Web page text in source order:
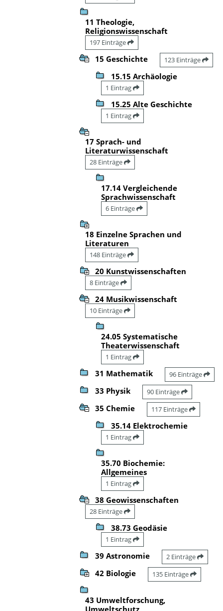
11 Theologie,
Religionswissenschaft
197 Einträge
15 Geschichte 123 Einträge
15.15 Archäologie
1 Eintrag
15.25 Alte Geschichte
1 Eintrag
17 Sprach- und
Literaturwissenschaft
28 Einträge
17.14 Vergleichende
Sprachwissenschaft
6 Einträge
18 Einzelne Sprachen und
Literaturen
148 Einträge
20 Kunstwissenschaften
8 Einträge
24 Musikwissenschaft
10 Einträge
24.05 Systematische
Theaterwissenschaft
1 Eintrag
31 Mathematik 96 Einträge
33 Physik 90 Einträge
35 Chemie 117 Einträge
35.14 Elektrochemie
1 Eintrag
35.70 Biochemie:
Allgemeines
1 Eintrag
38 Geowissenschaften
28 Einträge
38.73 Geodäsie
1 Eintrag
39 Astronomie 2 Einträge
42 Biologie 135 Einträge
43 Umweltforschung,
Umweltschutz